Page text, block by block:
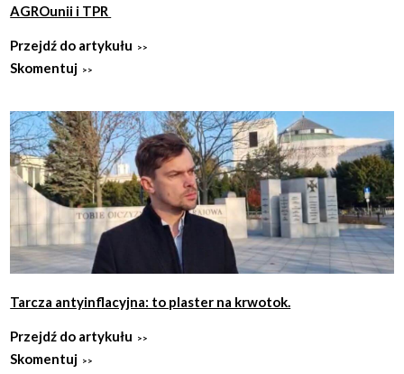
AGROunii i TPR
Przejdź do artykułu
Skomentuj
Tarcza antyinflacyjna: to plaster na krwotok.
Przejdź do artykułu
Skomentuj